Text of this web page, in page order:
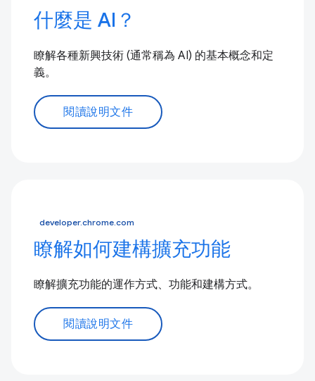
什麼是 AI？
瞭解各種新興技術 (通常稱為 AI) 的基本概念和定
義。
閱讀說明文件
developer.chrome.com
瞭解如何建構擴充功能
瞭解擴充功能的運作方式、功能和建構方式。
閱讀說明文件